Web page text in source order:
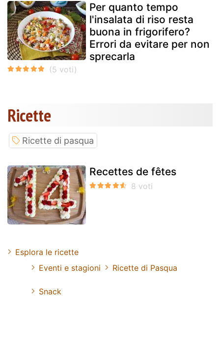
Per quanto tempo
l'insalata di riso resta
buona in frigorifero?
Errori da evitare per non
sprecarla
Ricette
Ricette di pasqua
Recettes de fêtes
Esplora le ricette
Eventi e stagioni
Ricette di Pasqua
Snack